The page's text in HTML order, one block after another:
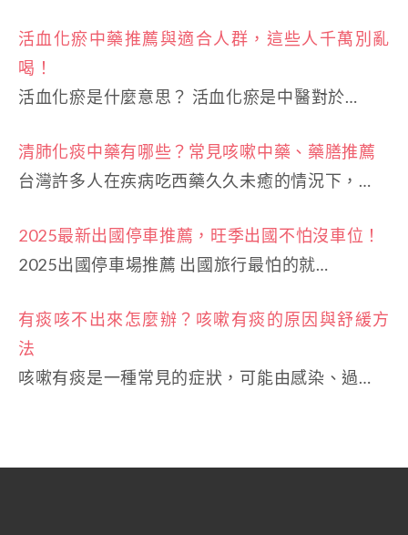
活血化瘀中藥推薦與適合人群，這些人千萬別亂
喝！
活血化瘀是什麼意思？ 活血化瘀是中醫對於…
清肺化痰中藥有哪些？常見咳嗽中藥、藥膳推薦
台灣許多人在疾病吃西藥久久未癒的情況下，…
2025最新出國停車推薦，旺季出國不怕沒車位！
2025出國停車場推薦 出國旅行最怕的就…
有痰咳不出來怎麼辦？咳嗽有痰的原因與舒緩方
法
咳嗽有痰是一種常見的症狀，可能由感染、過…